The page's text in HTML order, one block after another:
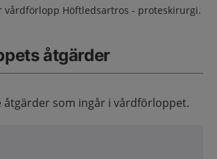
vårdförlopp Höftledsartros - proteskirurgi.
åtgärder
åtgärder som ingår i vårdförloppet.